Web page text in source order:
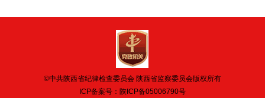
©中共陕西省纪律检查委员会 陕西省监察委员会版权所有
ICP备案号： 陕ICP备05006790号